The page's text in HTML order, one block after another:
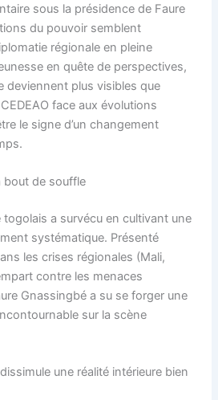
sous la présidence de Faure
du pouvoir semblent
régionale en pleine
en quête de perspectives,
deviennent plus visibles que
face aux évolutions
le signe d’un changement
bout de souffle
togolais a survécu en cultivant une
systématique. Présenté
les crises régionales (Mali,
contre les menaces
Gnassingbé a su se forger une
sur la scène
une réalité intérieure bien